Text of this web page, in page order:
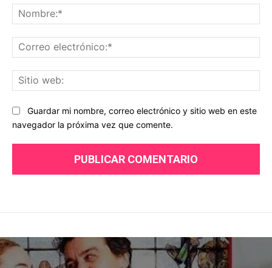
Guardar mi nombre, correo electrónico y sitio web en este
navegador la próxima vez que comente.